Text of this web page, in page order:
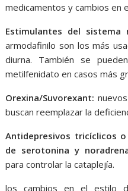
medicamentos y cambios en
Estimulantes del sistema
armodafinilo son los más
diurna. También se
metilfenidato en casos más
Orexina/Suvorexant:
buscan reemplazar la
Antidepresivos tricíclicos
de serotonina y
para controlar la cataplejía.
los cambios en el estilo